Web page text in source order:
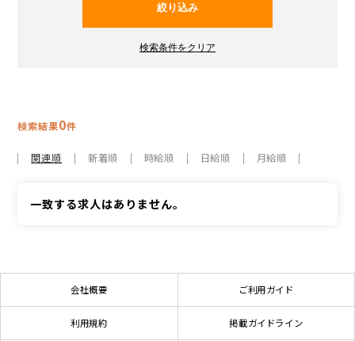
検索結果0件
関連順 新着順 時給順 日給順 月給順
一致する求人はありません。
会社概要 ご利用ガイド
利用規約 掲載ガイドライン